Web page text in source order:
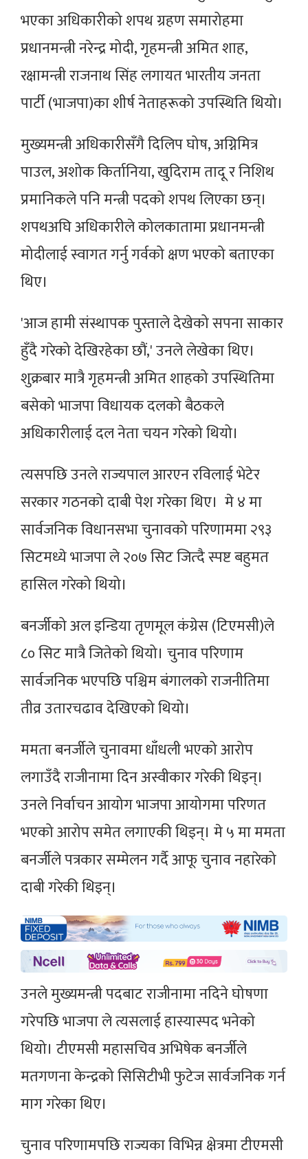
भएका अधिकारीको शपथ ग्रहण समारोहमा
प्रधानमन्त्री नरेन्द्र मोदी, गृहमन्त्री अमित शाह,
रक्षामन्त्री राजनाथ सिंह लगायत भारतीय जनता
पार्टी (भाजपा)का शीर्ष नेताहरूको उपस्थिति थियो।
मुख्यमन्त्री अधिकारीसँगै दिलिप घोष, अग्निमित्र
पाउल, अशोक किर्तानिया, खुदिराम तादू र निशिथ
प्रमानिकले पनि मन्त्री पदको शपथ लिएका छन्।
शपथअघि अधिकारीले कोलकातामा प्रधानमन्त्री
मोदीलाई स्वागत गर्नु गर्वको क्षण भएको बताएका
थिए।
'आज हामी संस्थापक पुस्ताले देखेको सपना साकार
हुँदै गरेको देखिरहेका छौं,' उनले लेखेका थिए।
शुक्रबार मात्रै गृहमन्त्री अमित शाहको उपस्थितिमा
बसेको भाजपा विधायक दलको बैठकले
अधिकारीलाई दल नेता चयन गरेको थियो।
त्यसपछि उनले राज्यपाल आरएन रविलाई भेटेर
सरकार गठनको दाबी पेश गरेका थिए। मे ४ मा
सार्वजनिक विधानसभा चुनावको परिणाममा २९३
सिटमध्ये भाजपा ले २०७ सिट जित्दै स्पष्ट बहुमत
हासिल गरेको थियो।
बनर्जीको अल इन्डिया तृणमूल कंग्रेस (टिएमसी)ले
८० सिट मात्रै जितेको थियो। चुनाव परिणाम
सार्वजनिक भएपछि पश्चिम बंगालको राजनीतिमा
तीव्र उतारचढाव देखिएको थियो।
ममता बनर्जीले चुनावमा धाँधली भएको आरोप
लगाउँदै राजीनामा दिन अस्वीकार गरेकी थिइन्।
उनले निर्वाचन आयोग भाजपा आयोगमा परिणत
भएको आरोप समेत लगाएकी थिइन्। मे ५ मा ममता
बनर्जीले पत्रकार सम्मेलन गर्दै आफू चुनाव नहारेको
दाबी गरेकी थिइन्।
उनले मुख्यमन्त्री पदबाट राजीनामा नदिने घोषणा
गरेपछि भाजपा ले त्यसलाई हास्यास्पद भनेको
थियो। टीएमसी महासचिव अभिषेक बनर्जीले
मतगणना केन्द्रको सिसिटीभी फुटेज सार्वजनिक गर्न
माग गरेका थिए।
चुनाव परिणामपछि राज्यका विभिन्न क्षेत्रमा टीएमसी